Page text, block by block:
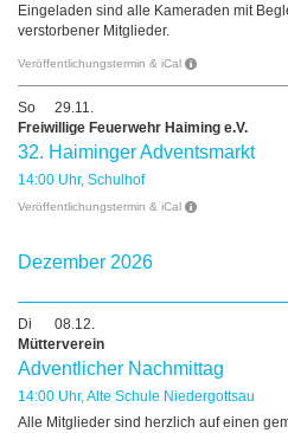
Eingeladen sind alle Kameraden mit
verstorbener Mitglieder.
Veröffentlichungstermin & iCal
So
29.11.
Freiwillige Feuerwehr Haiming e.V.
32. Haiminger Adventsmarkt
14:00 Uhr, Schulhof
Veröffentlichungstermin & iCal
Dezember 2026
Di
08.12.
Mütterverein
Adventlicher Nachmittag
14:00 Uhr, Alte Schule Niedergottsau
Alle Mitglieder sind herzlich auf einen